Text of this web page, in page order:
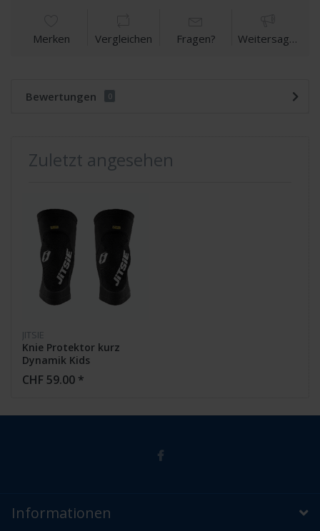
Merken Vergleichen Fragen? Weitersagen
Bewertungen 0
Zuletzt angesehen
JITSIE
Knie Protektor kurz
Dynamik Kids
CHF 59.00 *
Informationen